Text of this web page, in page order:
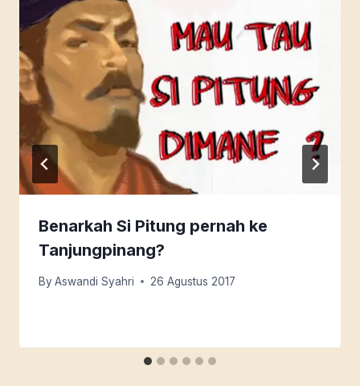
Benarkah Si Pitung pernah ke
Tanjungpinang?
By Aswandi Syahri 26 Agustus 2017